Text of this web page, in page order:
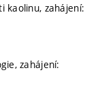
kaolinu, zahájení:
zahájení: